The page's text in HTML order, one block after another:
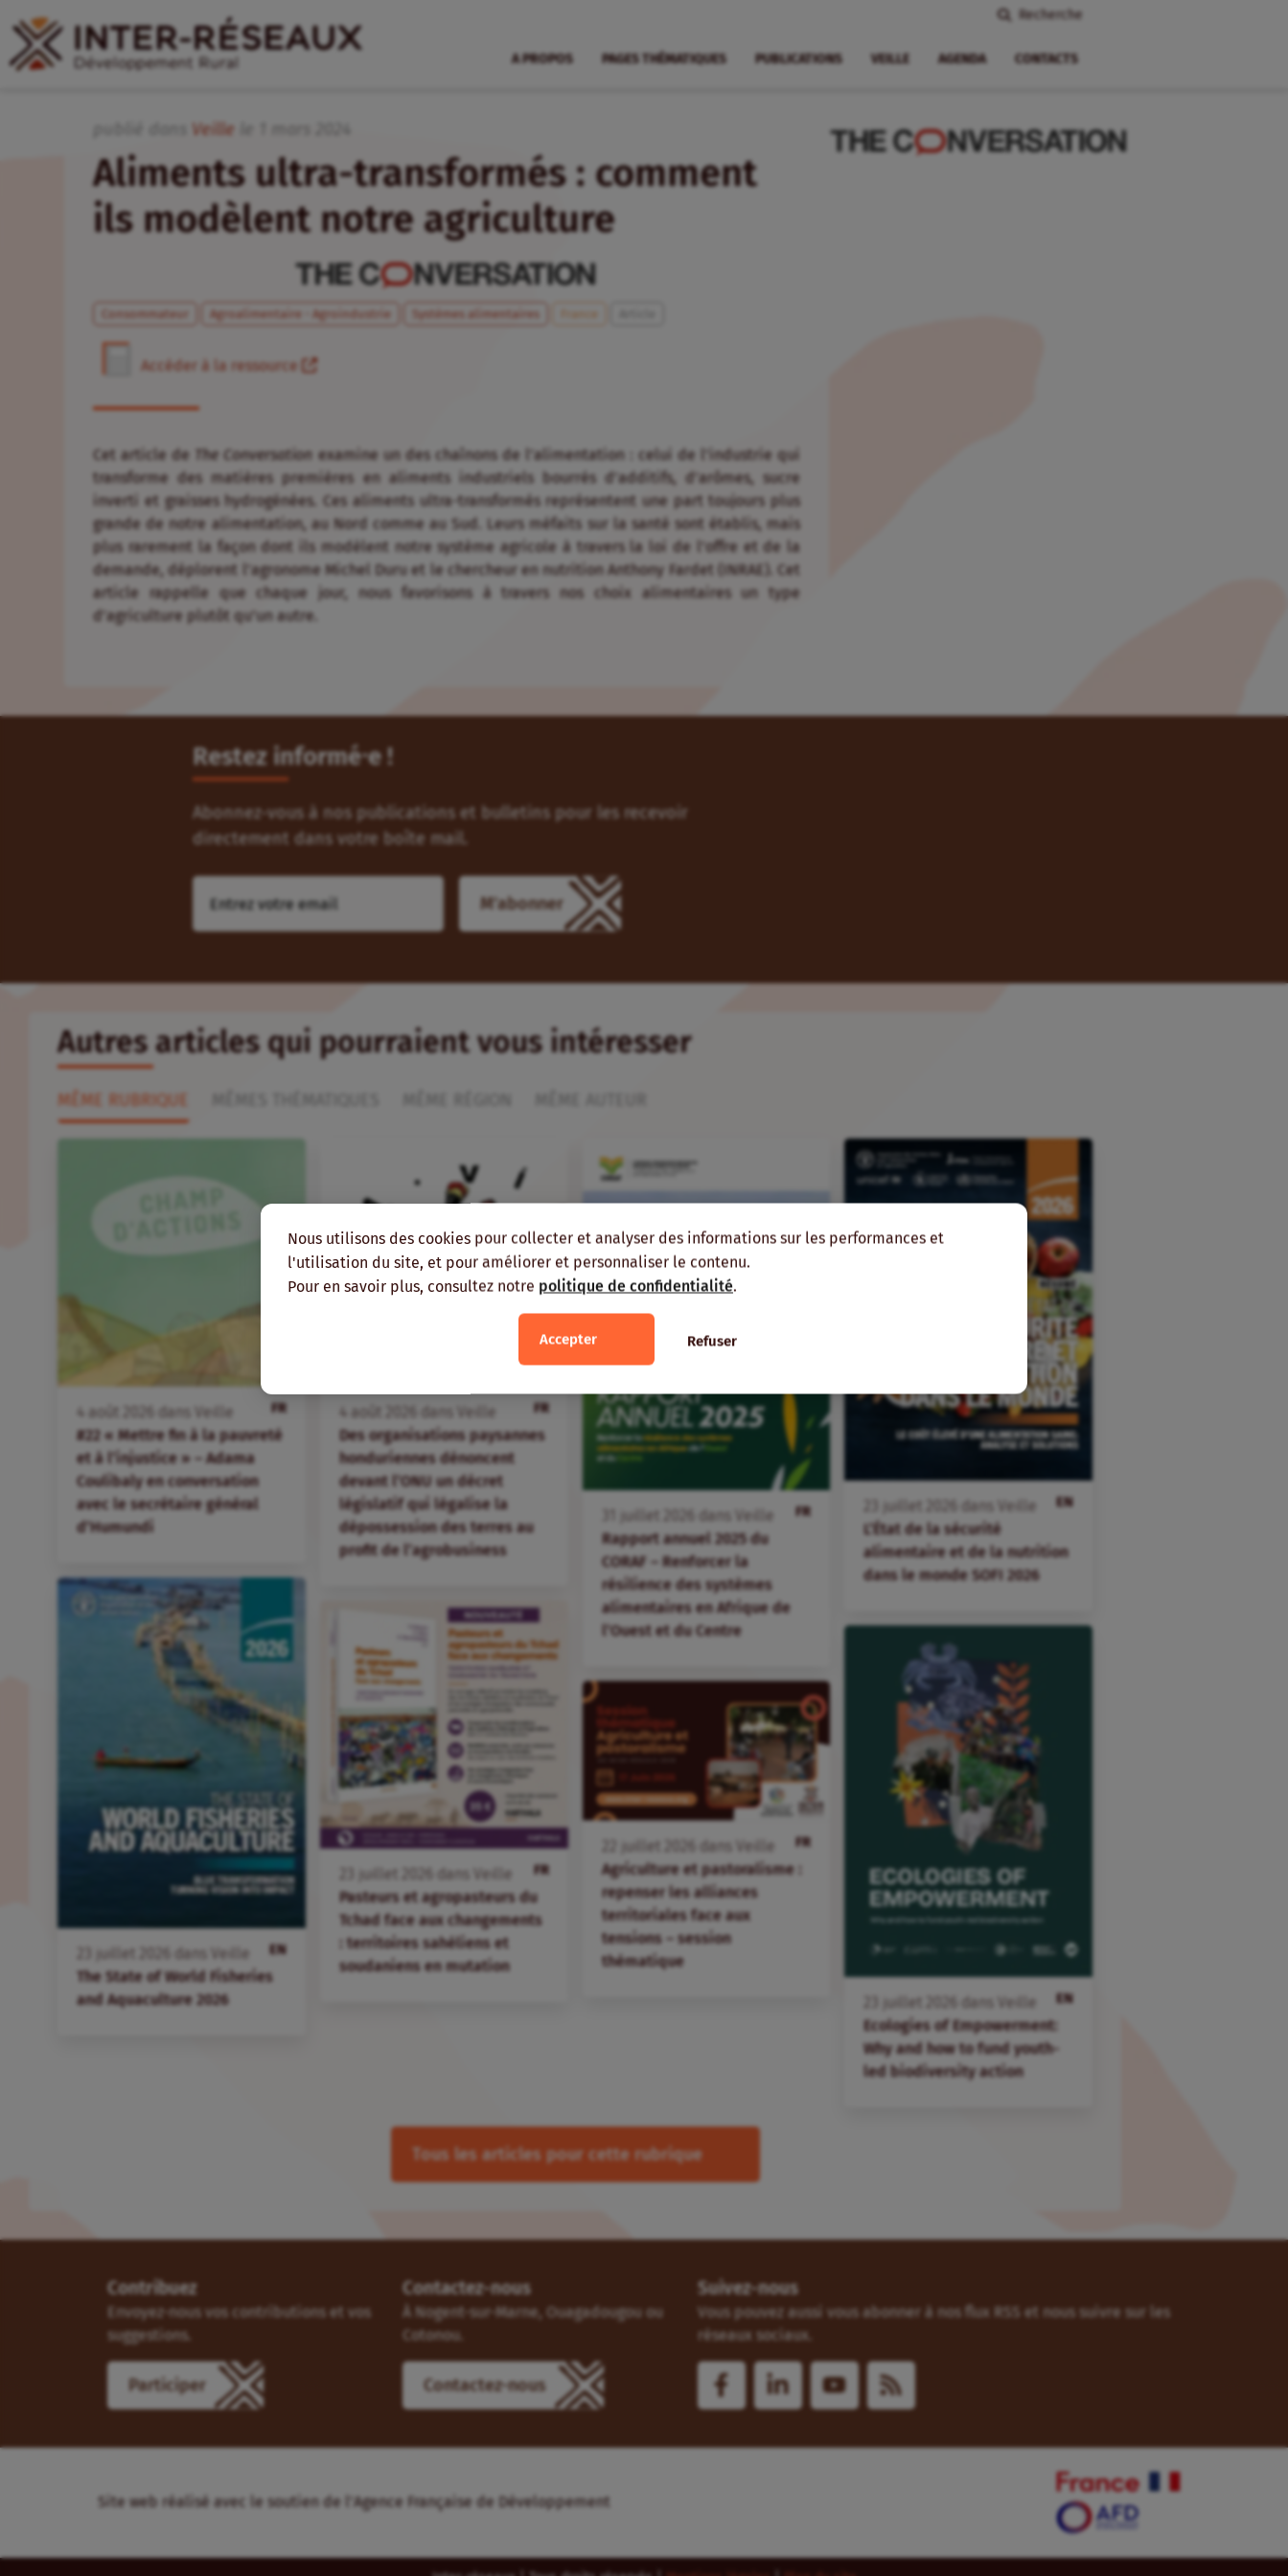
Nous utilisons des cookies pour collecter et analyser des informations sur les performances et
l'utilisation du site, et pour améliorer et personnaliser le contenu.
Pour en savoir plus, consultez notre politique de confidentialité.
Accepter Refuser
Recherche
A PROPOS PAGES THÉMATIQUES PUBLICATIONS VEILLE AGENDA CONTACTS
Veille
Aliments ultra-transformés : comment
ils modèlent notre agriculture
Consommateur Agroalimentaire - Agroindustrie Systèmes alimentaires France
Accéder à la ressource
Cet article de The Conversation examine un des chaînons de l’alimentation : celui de l’industrie qui
transforme des matières premières en aliments industriels bourrés d’additifs, d’arômes, sucre
inverti et graisses hydrogénées. Ces aliments ultra-transformés représentent une part toujours plus
grande de notre alimentation, au Nord comme au Sud. Leurs méfaits sur la santé sont établis, mais
plus rarement la façon dont ils modèlent notre système agricole à travers la loi de l’offre et de la
demande, déplorent l’agronome Michel Duru et le chercheur en nutrition Anthony Fardet (INRAE). Cet
article rappelle que chaque jour, nous favorisons à travers nos choix alimentaires un type
d’agriculture plutôt qu’un autre.
Restez informé⸱e !
Abonnez-vous à nos publications et bulletins pour les recevoir
directement dans votre boîte mail.
M'abonner
Autres articles qui pourraient vous intéresser
MÊME RUBRIQUE
FR
4 août dans
Veille
#22 « Mettre fin à la pauvreté
et à l’injustice » – Adama
Coulibaly en conversation
avec le secrétaire général
d’Humundi
FR
4 août dans
Veille
Des organisations paysannes
honduriennes dénoncent
devant l’ONU un décret
législatif qui légalise la
dépossession des terres au
profit de l’agrobusiness
FR
juillet dans
Veille
Rapport annuel 2025 du
CORAF – Renforcer la
résilience des systèmes
alimentaires en Afrique de
l’Ouest et du Centre
EN
juillet dans
Veille
L’État de la sécurité
alimentaire et de la nutrition
dans le monde SOFI 2026
EN
juillet dans
Veille
The State of World Fisheries
and Aquaculture 2026
FR
juillet dans
Veille
Pasteurs et agropasteurs du
Tchad face aux changements
: territoires sahéliens et
soudaniens en mutation
EN
juillet dans Veille
Ecologies of Empowerment:
Why and how to fund youth-
led biodiversity action
FR
juillet dans Veille
Agriculture et pastoralisme :
repenser les alliances
territoriales face aux
tensions – session
thématique
Tous les articles pour cette rubrique
Contribuez
Envoyez-nous vos contributions et vos
suggestions.
Participer
Contactez-nous
À Nogent-sur-Marne, Ouagadougou ou
Cotonou.
Contactez-nous
Suivez-nous
Vous pouvez aussi vous abonner à nos flux RSS et nous suivre sur les
réseaux sociaux.
Site web réalisé avec le soutien de l’Agence Française de Développement